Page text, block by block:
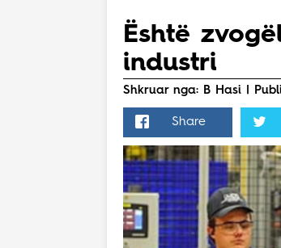
Lajme
Teknologji
Bota
Argëtim
Maqedoni
Është
industri
Shkruar nga: B Hasi |
Share